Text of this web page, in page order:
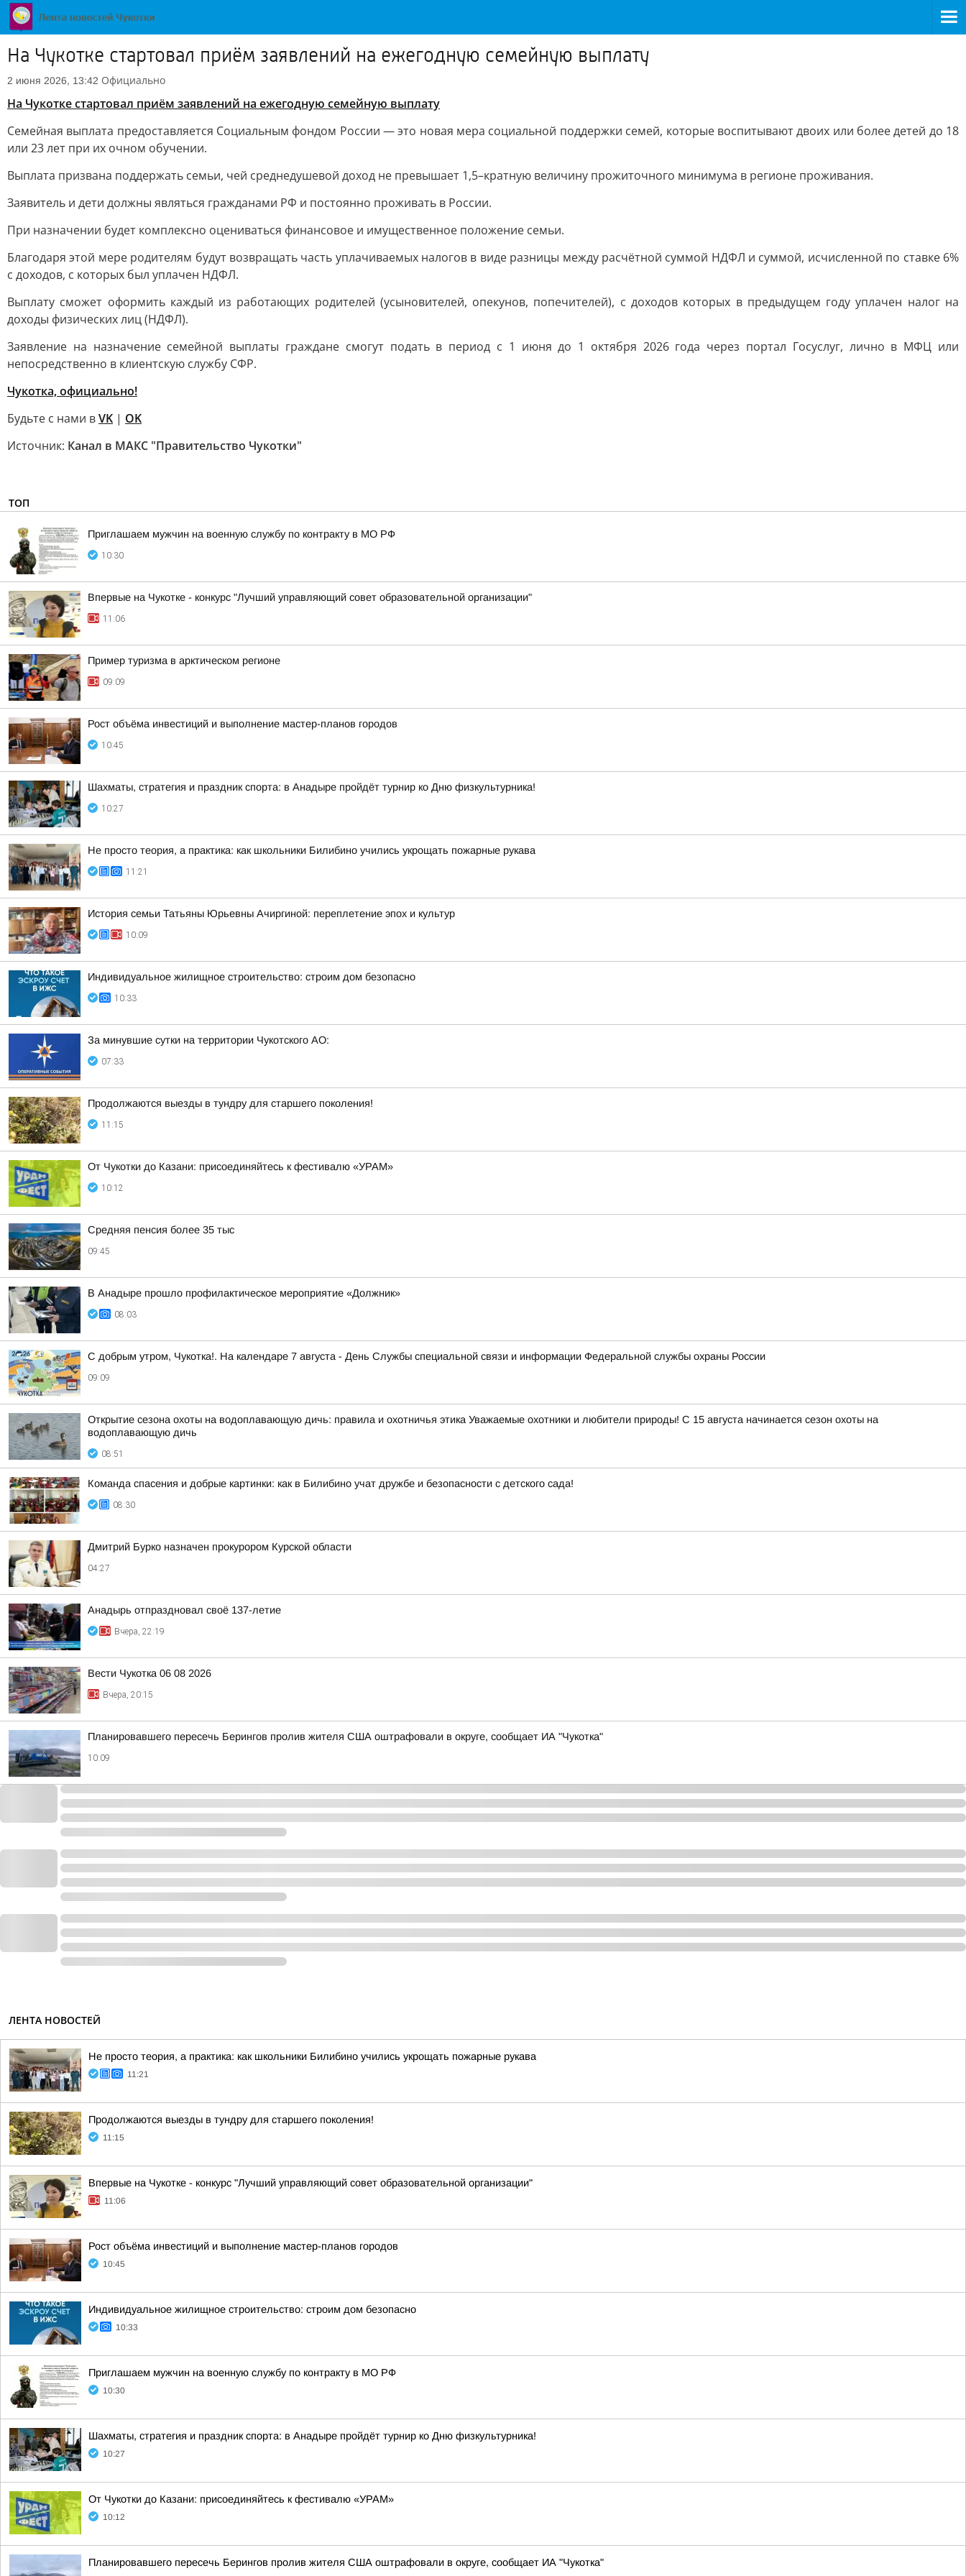
На Чукотке стартовал приём заявлений на ежегодную семейную выплату
2 июня 2026, 13:42 Официально
На Чукотке стартовал приём заявлений на ежегодную семейную выплату
Семейная выплата предоставляется Социальным фондом России — это новая мера социальной поддержки семей, которые воспитывают двоих или более детей до 18
или 23 лет при их очном обучении.
Выплата призвана поддержать семьи, чей среднедушевой доход не превышает 1,5–кратную величину прожиточного минимума в регионе проживания.
Заявитель и дети должны являться гражданами РФ и постоянно проживать в России.
При назначении будет комплексно оцениваться финансовое и имущественное положение семьи.
Благодаря этой мере родителям будут возвращать часть уплачиваемых налогов в виде разницы между расчётной суммой НДФЛ и суммой, исчисленной по ставке 6%
с доходов, с которых был уплачен НДФЛ.
Выплату сможет оформить каждый из работающих родителей (усыновителей, опекунов, попечителей), с доходов которых в предыдущем году уплачен налог на
доходы физических лиц (НДФЛ).
Заявление на назначение семейной выплаты граждане смогут подать в период с 1 июня до 1 октября 2026 года через портал Госуслуг, лично в МФЦ или
непосредственно в клиентскую службу СФР.
Чукотка, официально!
Будьте с нами вVK | OK
Источник: Канал в МАКС "Правительство Чукотки"
ТОП
Приглашаем мужчин на военную службу по контракту в МО РФ
10:30
Впервые на Чукотке - конкурс "Лучший управляющий совет образовательной организации"
11:06
Пример туризма в арктическом регионе
09:09
Рост объёма инвестиций и выполнение мастер-планов городов
10:45
Шахматы, стратегия и праздник спорта: в Анадыре пройдёт турнир ко Дню физкультурника!
10:27
Не просто теория, а практика: как школьники Билибино учились укрощать пожарные рукава
11:21
История семьи Татьяны Юрьевны Ачиргиной: переплетение эпох и культур
10:09
Индивидуальное жилищное строительство: строим дом безопасно
10:33
За минувшие сутки на территории Чукотского АО:
07:33
Продолжаются выезды в тундру для старшего поколения!
11:15
От Чукотки до Казани: присоединяйтесь к фестивалю «УРАМ»
10:12
Средняя пенсия более 35 тыс
09:45
В Анадыре прошло профилактическое мероприятие «Должник»
08:03
С добрым утром, Чукотка!. На календаре 7 августа - День Службы специальной связи и информации Федеральной службы охраны России
09:09
Открытие сезона охоты на водоплавающую дичь: правила и охотничья этика Уважаемые охотники и любители природы! С 15 августа начинается сезон охоты на
водоплавающую дичь
08:51
Команда спасения и добрые картинки: как в Билибино учат дружбе и безопасности с детского сада!
08:30
Дмитрий Бурко назначен прокурором Курской области
04:27
Анадырь отпраздновал своё 137-летие
Вчера, 22:19
Вести Чукотка 06 08 2026
Вчера, 20:15
Планировавшего пересечь Берингов пролив жителя США оштрафовали в округе, сообщает ИА "Чукотка"
10:09
ЛЕНТА НОВОСТЕЙ
Не просто теория, а практика: как школьники Билибино учились укрощать пожарные рукава
11:21
Продолжаются выезды в тундру для старшего поколения!
11:15
Впервые на Чукотке - конкурс "Лучший управляющий совет образовательной организации"
11:06
Рост объёма инвестиций и выполнение мастер-планов городов
10:45
Индивидуальное жилищное строительство: строим дом безопасно
10:33
Приглашаем мужчин на военную службу по контракту в МО РФ
10:30
Шахматы, стратегия и праздник спорта: в Анадыре пройдёт турнир ко Дню физкультурника!
10:27
От Чукотки до Казани: присоединяйтесь к фестивалю «УРАМ»
10:12
Планировавшего пересечь Берингов пролив жителя США оштрафовали в округе, сообщает ИА "Чукотка"